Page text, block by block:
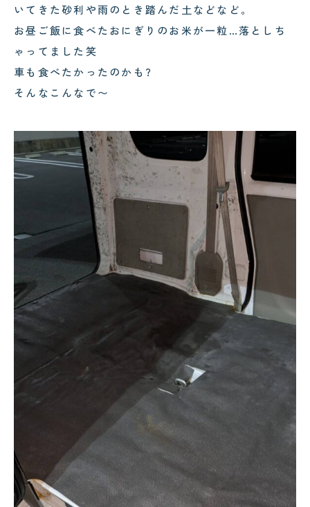
いてきた砂利や雨のとき踏んだ土などなど。
お昼ご飯に食べたおにぎりのお米が一粒…落としち
ゃってました笑
車も食べたかったのかも?
そんなこんなで〜